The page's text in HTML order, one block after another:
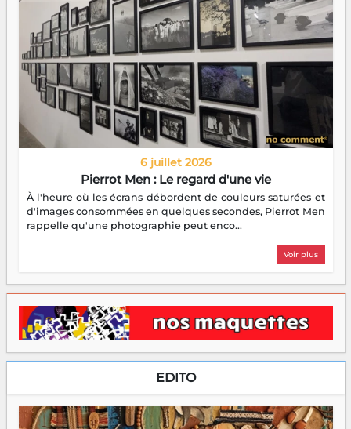
6 juillet 2026
Pierrot Men : Le regard d'une vie
À l'heure où les écrans débordent de couleurs saturées et
d'images consommées en quelques secondes, Pierrot Men
rappelle qu'une photographie peut enco...
Voir plus
EDITO